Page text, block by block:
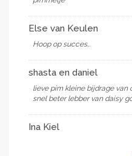
Else van Keulen
Hoop op succes,.
shasta en daniel
lieve pim kleine bijdrage van
snel beter lebber van daisy
Ina Kiel